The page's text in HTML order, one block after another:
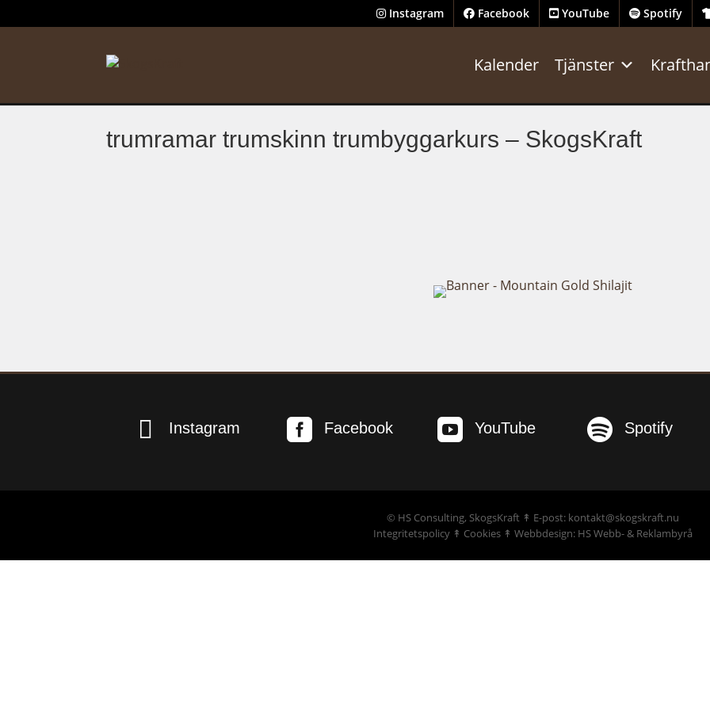
Instagram Facebook YouTube Spotify
Kalender Tjänster
trumramar trumskinn trumbyggarkurs – SkogsKraft
 Instagram  Facebook  YouTube  Spotify
© HS Consulting, SkogsKraft↟ E-post: kontakt@skogskraft.nu
Integritetspolicy↟ Cookies↟ Webbdesign: HS Webb- & Reklambyrå